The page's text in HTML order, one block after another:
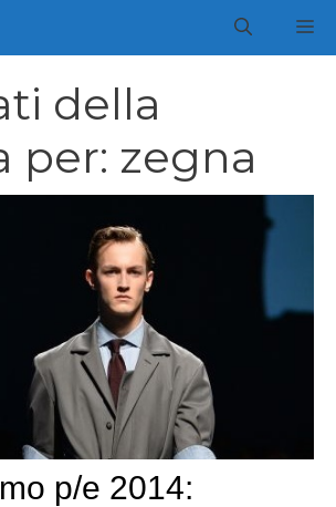
della
per: zegna
p/e 2014: